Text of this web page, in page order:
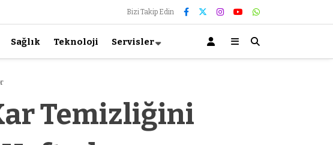
Bizi Takip Edin
Sağlık Teknoloji Servisler
Temizliğini